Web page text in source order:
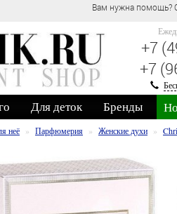
помощь? Обратитесь к нашим
+7
+7
Для деток Бренды
неё Парфюмерия Женские духи